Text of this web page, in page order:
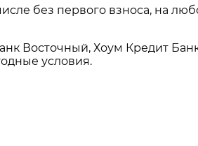
без первого взноса, на
Восточный, Хоум Кредит
условия.